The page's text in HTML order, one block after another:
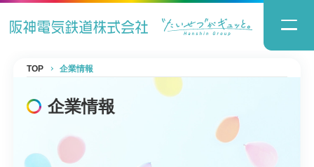
TOP 企業情報
企業情報